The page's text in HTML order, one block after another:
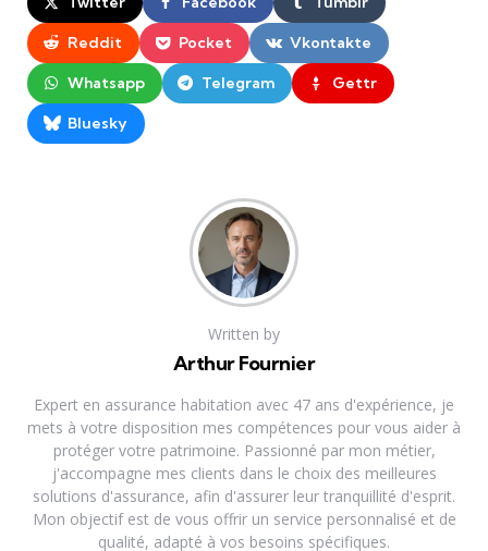
Reddit Pocket Vkontakte
Whatsapp Telegram Gettr
Bluesky
Written by
Arthur Fournier
Expert en assurance habitation avec 47 ans d'expérience, je
mets à votre disposition mes compétences pour vous aider à
protéger votre patrimoine. Passionné par mon métier,
j'accompagne mes clients dans le choix des meilleures
solutions d'assurance, afin d'assurer leur tranquillité d'esprit.
Mon objectif est de vous offrir un service personnalisé et de
qualité, adapté à vos besoins spécifiques.